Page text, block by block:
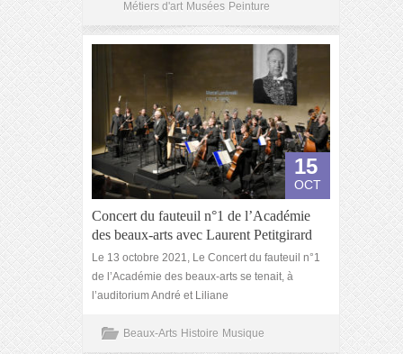
Métiers d'art Musées Peinture
15
OCT
Concert du fauteuil n°1 de l’Académie
des beaux-arts avec Laurent Petitgirard
Le 13 octobre 2021, Le Concert du fauteuil n°1
de l’Académie des beaux-arts se tenait, à
l’auditorium André et Liliane
Beaux-Arts Histoire Musique